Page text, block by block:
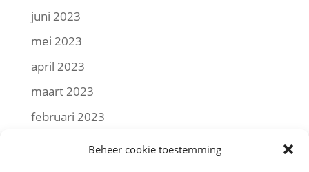
Beheer cookie toestemming
juni 2023
mei 2023
april 2023
maart 2023
februari 2023